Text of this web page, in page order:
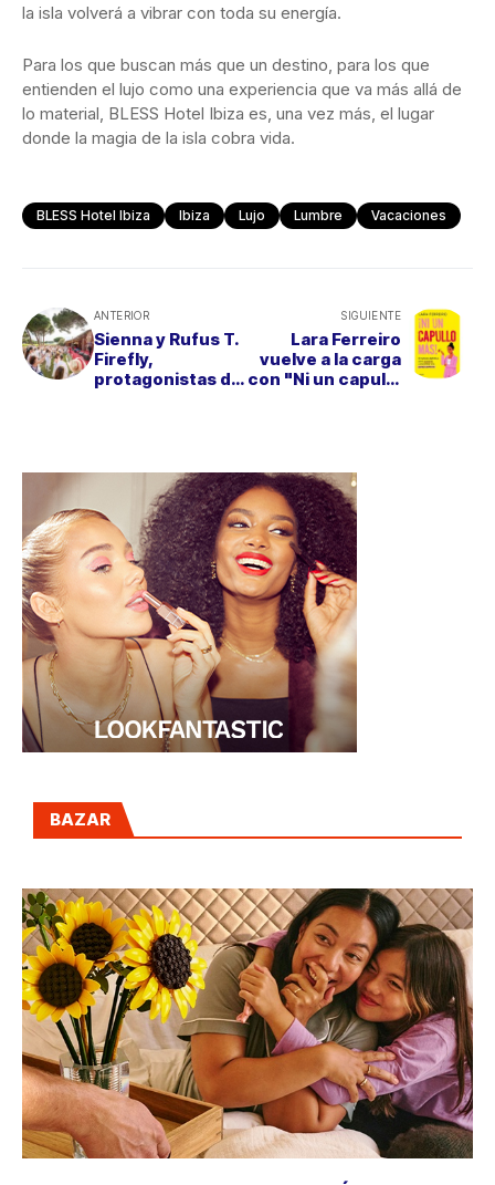
la isla volverá a vibrar con toda su energía.
Para los que buscan más que un destino, para los que
entienden el lujo como una experiencia que va más allá de
lo material, BLESS Hotel Ibiza es, una vez más, el lugar
donde la magia de la isla cobra vida.
BLESS Hotel Ibiza Ibiza Lujo Lumbre Vacaciones
ANTERIOR
Sienna y Rufus T.
Firefly,
protagonistas del
SIGUIENTE
Lara Ferreiro
vuelve a la carga
con "Ni un capullo
BAZAR